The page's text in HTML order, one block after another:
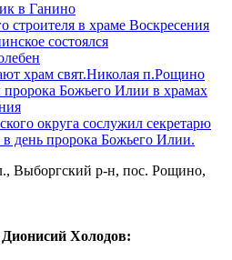
в Ганино
строителя в храме Воскресения
состоялся
храм свят.Николая п.Рощино
Божьего Илии в храмах
округа сослужил секретарю
день пророка Божьего Илии.
Выборгский р-н, пос. Рощино,
Дионисий Холодов: